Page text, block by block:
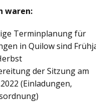
waren:
Terminplanung für
in Quilow sind
der Sitzung am
(Einladungen,